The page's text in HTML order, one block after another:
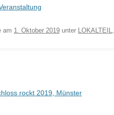
am 1. Oktober 2019 unter LOKALTEIL,
rockt 2019, Münster